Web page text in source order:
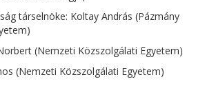
társelnöke: Koltay András (Pázmány
(Nemzeti Közszolgálati Egyetem)
(Nemzeti Közszolgálati Egyetem)